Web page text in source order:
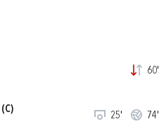
60'
(C)
25' 74'